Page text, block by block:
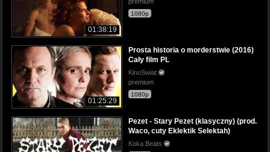
01:38:19
1080p
01:25:29
Prosta historia o morderstwie (2016)
Cały film PL
KinoSwiat
premium
1080p
Pezet - Stary Pezet (klasyczny) (prod.
Waco, cuty Eklektik Selektah)
Koka Beats